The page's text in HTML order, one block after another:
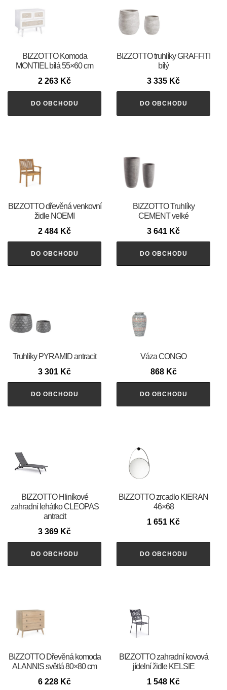
BIZZOTTO Komoda
MONTIEL bílá 55×60 cm
2 263 Kč
DO OBCHODU
BIZZOTTO truhlíky GRAFFITI
bílý
3 335 Kč
DO OBCHODU
BIZZOTTO dřevěná venkovní
židle NOEMI
2 484 Kč
DO OBCHODU
BIZZOTTO Truhlíky
CEMENT velké
3 641 Kč
DO OBCHODU
Truhlíky PYRAMID antracit
3 301 Kč
DO OBCHODU
Váza CONGO
868 Kč
DO OBCHODU
BIZZOTTO Hliníkové
zahradní lehátko CLEOPAS
antracit
3 369 Kč
DO OBCHODU
BIZZOTTO zrcadlo KIERAN
46×68
1 651 Kč
DO OBCHODU
BIZZOTTO Dřevěná komoda
ALANNIS světlá 80×80 cm
6 228 Kč
BIZZOTTO zahradní kovová
jídelní židle KELSIE
1 548 Kč